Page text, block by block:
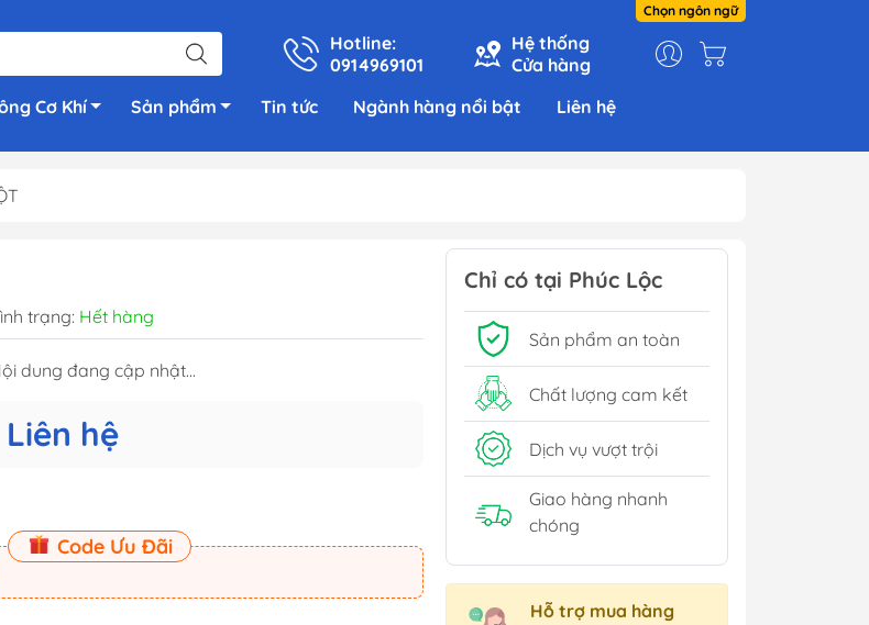
Chọn ngôn ngữ
Hotline:
0914969101
Hệ thống
Cửa hàng
Cơ Khí Sản phẩm Tin tức Ngành hàng nổi bật Liên hệ
trạng: Hết hàng
dung đang cập nhật...
Liên hệ
Code Ưu Đãi
Chỉ có tại Phúc Lộc
Sản phẩm an toàn
Chất lượng cam kết
Dịch vụ vượt trội
Giao hàng nhanh
chóng
Hỗ trợ mua hàng